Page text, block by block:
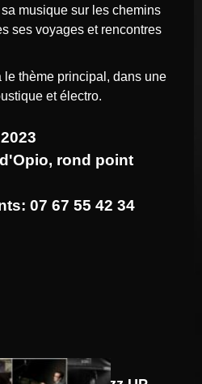
musique sur les chemins
ses voyages et rencontres
et électro.
rond point
07 67 55 42 34